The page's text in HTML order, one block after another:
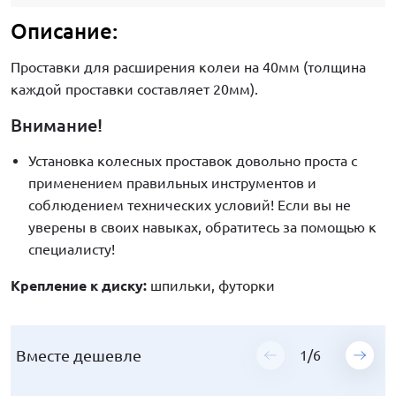
Описание:
Проставки для расширения колеи на 40мм (толщина
каждой проставки составляет 20мм).
Внимание!
Установка колесных проставок довольно проста с
применением правильных инструментов и
соблюдением технических условий! Если вы не
уверены в своих навыках, обратитесь за помощью к
специалисту!
Крепление к диску: шпильки, футорки
Вместе дешевле 1 /6
Вместе дешевле 1 /6
Вместе дешевле 1 /6
Вместе дешевле 1 /6
Вместе дешевле 1 /6
Вместе дешевле 1 /6